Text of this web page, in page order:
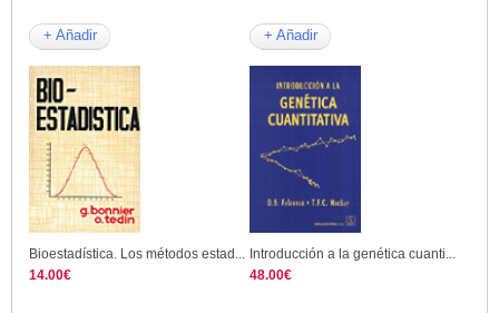
+ Añadir + Añadir
Bioestadística. Los métodos estad...
14.00€
Introducción a la genética cuanti...
48.00€